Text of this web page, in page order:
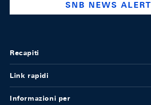
SNB NEWS ALERT
Recapiti
Link rapidi
Informazioni per